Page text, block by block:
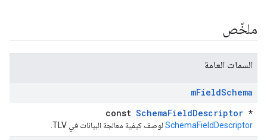
ملخّص
السمات العامة
mFieldSchema
const SchemaFieldDescriptor *
SchemaFieldDescriptor لوصف كيفية معالجة البيانات في TLV.